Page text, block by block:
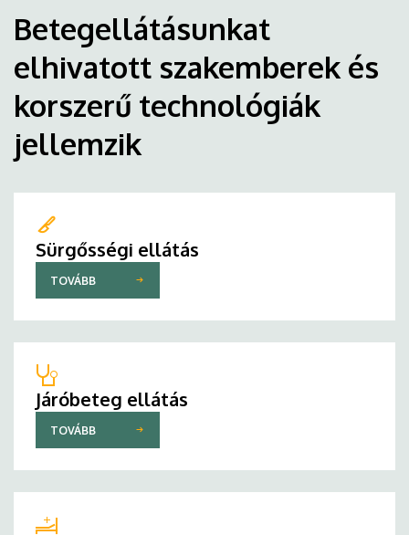
Betegellátásunkat
elhivatott szakemberek és
korszerű technológiák
jellemzik
Sürgősségi ellátás
TOVÁBB
Járóbeteg ellátás
TOVÁBB